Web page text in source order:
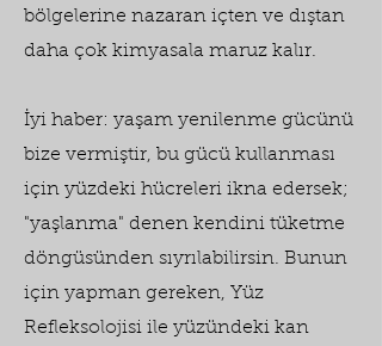
bölgelerine nazaran içten ve dıştan
daha çok kimyasala maruz kalır.
İyi haber: yaşam yenilenme gücünü
bize vermiştir, bu gücü kullanması
için yüzdeki hücreleri ikna edersek;
"yaşlanma" denen kendini tüketme
döngüsünden sıyrılabilirsin. Bunun
için yapman gereken, Yüz
Refleksolojisi ile yüzündeki kan